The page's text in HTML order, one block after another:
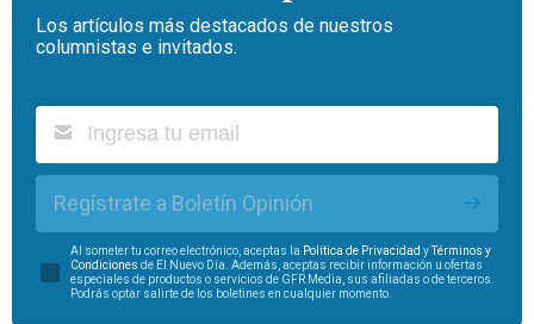
Los artículos más destacados de nuestros
columnistas e invitados.
Regístrate a Boletín Opinión
Al someter tu correo electrónico, aceptas la Política de Privacidad yTérminos y
Condiciones de El Nuevo Día. Además, aceptas recibir información u ofertas
especiales de productos o servicios de GFR Media, sus afiliadas o de terceros.
Podrás optar salirte de los boletines en cualquier momento.